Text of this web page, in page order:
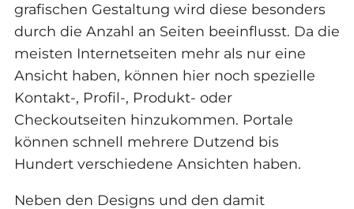
grafischen Gestaltung wird diese besonders
durch die Anzahl an Seiten beeinflusst. Da die
meisten Internetseiten mehr als nur eine
Ansicht haben, können hier noch spezielle
Kontakt-, Profil-, Produkt- oder
Checkoutseiten hinzukommen. Portale
können schnell mehrere Dutzend bis
Hundert verschiedene Ansichten haben.
Neben den Designs und den damit